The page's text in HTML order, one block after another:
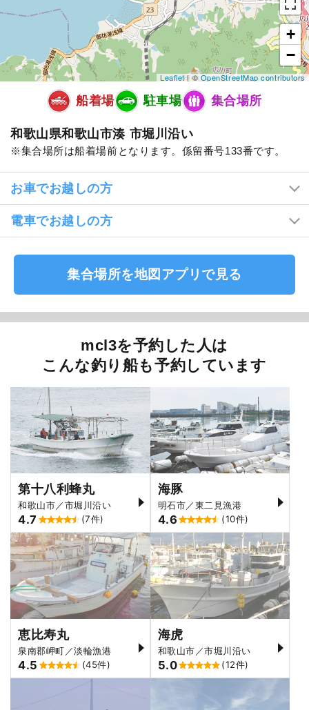
+
−
Leaflet| ©OpenStreetMap contributors
船着場 駐車場 集合場所
和歌山県和歌山市湊 市堀川沿い
集合場所は船着場前となります。係留番号133番です。
お車でお越しの方
電車でお越しの方
集合場所を地図アプリで見る
mcl3を予約した人は
こんな釣り船も予約しています
第十八利蜂丸
和歌山市／市堀川沿い
4.7 (7件)
海豚
明石市／東二見漁港
4.6 (10件)
恵比寿丸
泉南郡岬町／淡輪漁港
4.5 (45件)
海虎
和歌山市／市堀川沿い
5.0 (12件)